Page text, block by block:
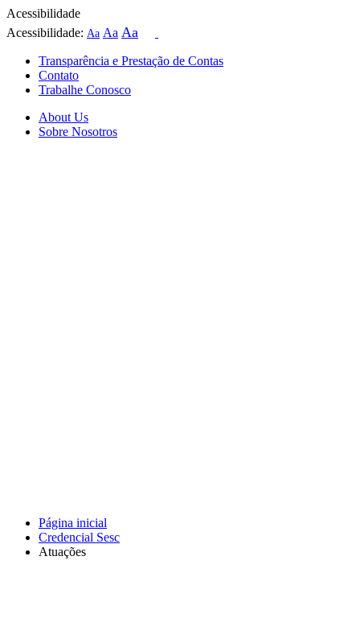
Acessibilidade
Acessibilidade: Aa Aa Aa
Transparência e Prestação de Contas
Contato
Trabalhe Conosco
About Us
Sobre Nosotros
Página inicial
Credencial Sesc
Atuações